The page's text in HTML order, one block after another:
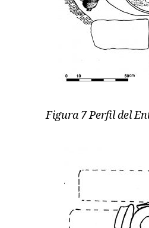
Figura 7 Perfil del